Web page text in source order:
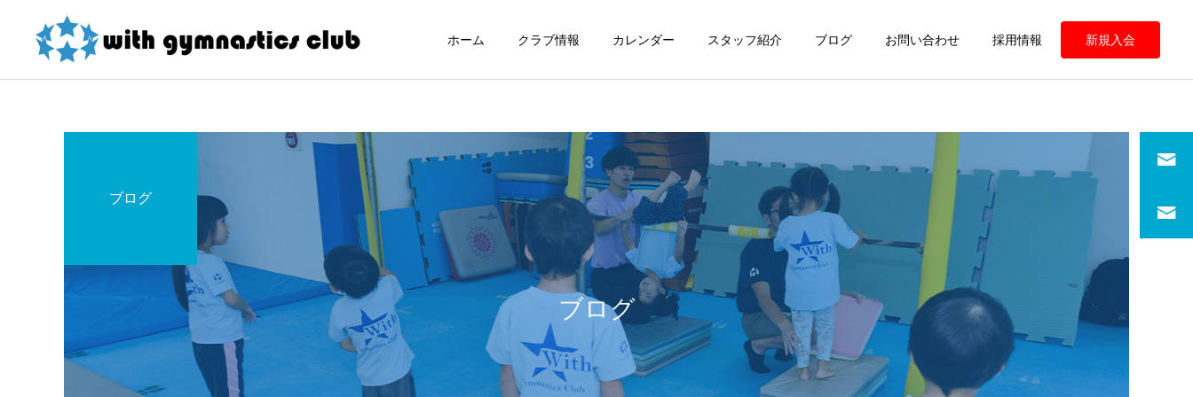
ホーム クラブ情報 カレンダー スタッフ紹介 ブログ お問い合わせ 採用情報 新規入会
東大和店限定！ 夏の短期
教室紹介割引 詳細
令和8年度未就園児クラス
新規会員様募集中！
未分類
ウィズ体操クラブ技紹介～
４段、６段閉脚跳び～
定期情報
ウィズ体操クラブ 練習の
様子
ウィズ体操クラブ 練習の
様子
ウィズ体操クラブ 練習の
ブログ
ブログ